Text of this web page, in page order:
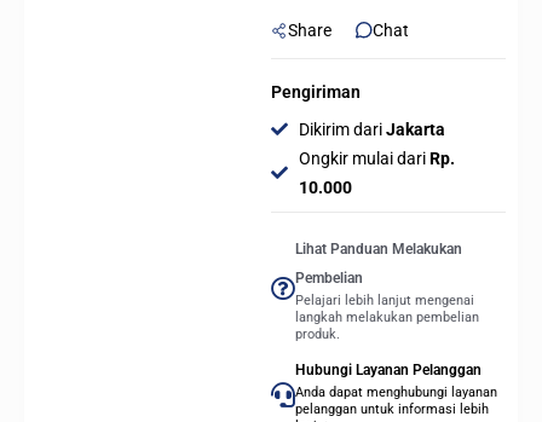
14
140mm
quantity
Share Chat
Pengiriman
Dikirim dariJakarta
Ongkir mulai dariRp.
10.000
Lihat Panduan Melakukan
Pembelian
Pelajari lebih lanjut mengenai
langkah melakukan pembelian
produk.
Hubungi Layanan Pelanggan
Anda dapat menghubungi layanan
pelanggan untuk informasi lebih